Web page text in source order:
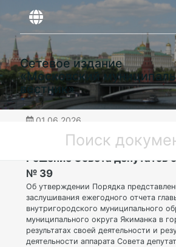
Сетевое издание
«Московский
вестник»
01.06.2026
ЦАО | Муниципальный округ
Решение Совета депутатов
№ 39
Об утверждении Порядка
заслушивания ежегодного отчета
внутригородского муниципального
муниципального округа Якиманка в
результатах своей деятельности и
деятельности аппарата Совета